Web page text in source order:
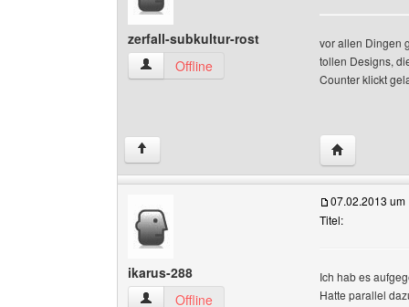
zerfall-subkultur-rost
zerfall-subkultur-rost Benutzer-Profile anzeigen
Offline
vor allen Dingen
tollen Designs,
Counter klickt
↑ Website
ikarus-288
ikarus-288 Benutzer-Profile anzeigen
Offline
07.02.2013 um
Titel:
Ich hab es
Hatte parallel